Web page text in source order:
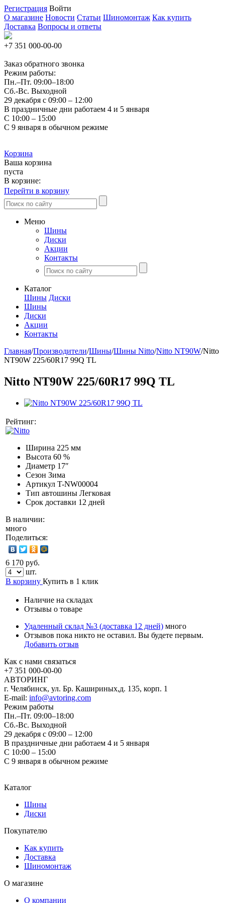
Регистрация Войти
О магазине Новости Статьи Шиномонтаж Как купить
Доставка Вопросы и ответы
+7 351 000-00-00
Заказ обратного звонка
Режим работы:
Пн.–Пт. 09:00–18:00
Сб.-Вс. Выходной
29 декабря с 09:00 – 12:00
В праздничные дни работаем 4 и 5 января
С 10:00 – 15:00
С 9 января в обычном режиме
Корзина
Ваша корзина
пуста
В корзине:
Перейти в корзину
Меню
Шины
Диски
Акции
Контакты
Каталог
Шины Диски
Шины
Диски
Акции
Контакты
Главная/Производители/Шины/Шины Nitto/Nitto NT90W/Nitto
NT90W 225/60R17 99Q TL
Nitto NT90W 225/60R17 99Q TL
Рейтинг:
Ширина 225 мм
Высота 60 %
Диаметр 17″
Сезон Зима
Артикул T-NW00004
Тип автошины Легковая
Срок доставки 12 дней
В наличии:
много
Поделиться:
6 170 руб.
шт.
В корзину Купить в 1 клик
Наличие на складах
Отзывы о товаре
Удаленный склад №3 (доставка 12 дней) много
Отзывов пока никто не оставил. Вы будете первым.
Добавить отзыв
Как с нами связаться
+7 351 000-00-00
АВТОРИНГ
г. Челябинск, ул. Бр. Кашириных,д. 135, корп. 1
E-mail: info@avtoring.com
Режим работы
Пн.–Пт. 09:00–18:00
Сб.-Вс. Выходной
29 декабря с 09:00 – 12:00
В праздничные дни работаем 4 и 5 января
С 10:00 – 15:00
С 9 января в обычном режиме
Каталог
Шины
Диски
Покупателю
Как купить
Доставка
Шиномонтаж
О магазине
О компании